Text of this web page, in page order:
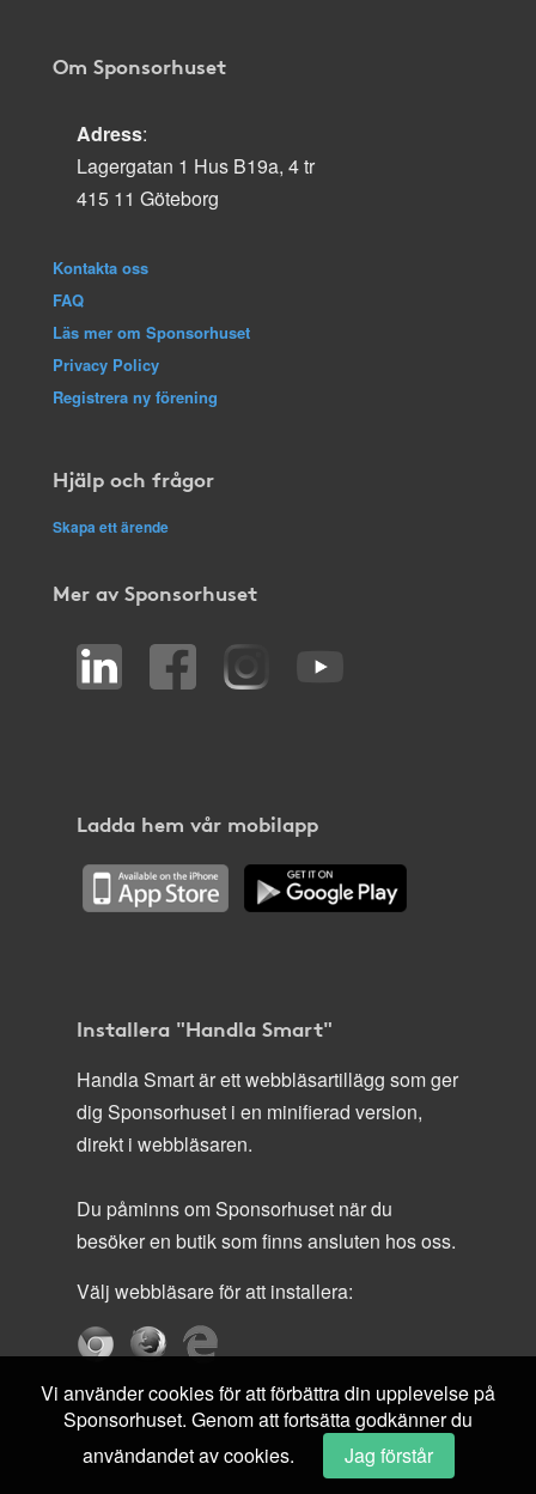
Om Sponsorhuset
Adress:
Lagergatan 1 Hus B19a, 4 tr
415 11 Göteborg
Kontakta oss
FAQ
Läs mer om Sponsorhuset
Privacy Policy
Registrera ny förening
Hjälp och frågor
Skapa ett ärende
Mer av Sponsorhuset
Ladda hem vår mobilapp
Installera "Handla Smart"
Handla Smart är ett webbläsartillägg som ger
dig Sponsorhuset i en minifierad version,
direkt i webbläsaren.
Du påminns om Sponsorhuset när du
besöker en butik som finns ansluten hos oss.
Välj webbläsare för att installera:
Vi använder cookies för att förbättra din upplevelse på
Sponsorhuset. Genom att fortsätta godkänner du
användandet av cookies.
Jag förstår